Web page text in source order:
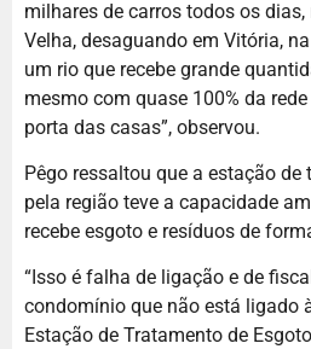
milhares de carros todos os
Velha, desaguando em Vitória,
um rio que recebe grande
mesmo com quase 100% da
porta das casas”, observou.
Pêgo ressaltou que a estação
pela região teve a capacidade
recebe esgoto e resíduos de
“Isso é falha de ligação e de
condomínio que não está ligado
Estação de Tratamento de